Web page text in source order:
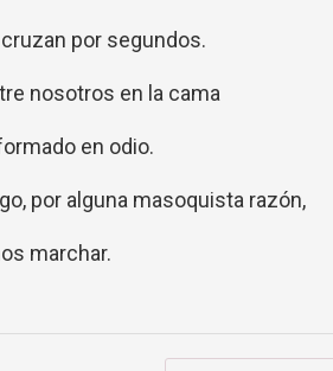
por segundos.
nosotros en la cama
en odio.
por alguna masoquista razón,
marchar.